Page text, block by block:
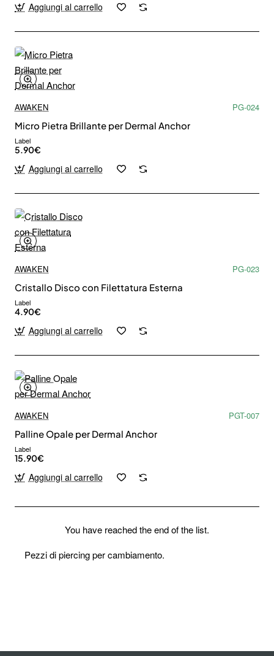
Aggiungi al carrello
AWAKEN
PG-024
Micro Pietra Brillante per Dermal Anchor
Label
5.90€
Aggiungi al carrello
AWAKEN
PG-023
Cristallo Disco con Filettatura Esterna
Label
4.90€
Aggiungi al carrello
AWAKEN
PGT-007
Palline Opale per Dermal Anchor
Label
15.90€
Aggiungi al carrello
You have reached the end of the list.
Pezzi di piercing per cambiamento.